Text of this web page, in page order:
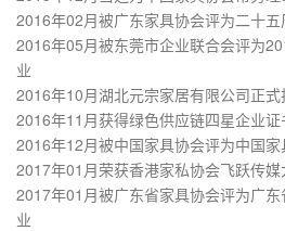
2016年02月被广东家具协会评为二十五
2016年05月被东莞市企业联合会评为
业
2016年10月湖北元宗家居有限公司正式
2016年11月获得绿色供应链四星企业证
2016年12月被中国家具协会评为中国
2017年01月荣获香港家私协会飞跃传媒
2017年01月被广东省家具协会评为广
业